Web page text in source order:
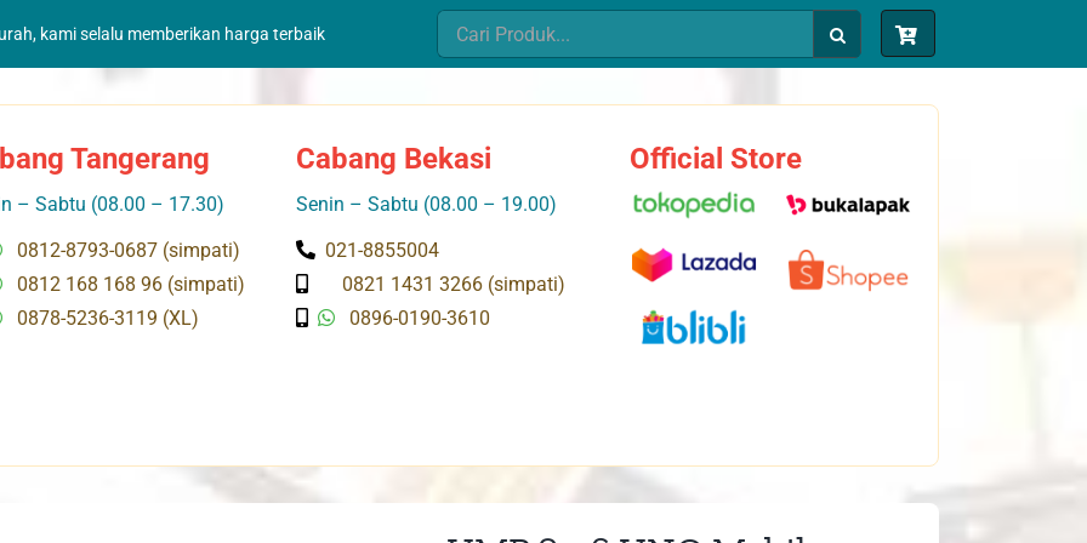
kami selalu memberikan harga terbaik
Search
for:
Tangerang
– Sabtu (08.00 – 17.30)
0812-8793-0687 (simpati)
0812 168 168 96 (simpati)
0878-5236-3119 (XL)
Cabang Bekasi
Senin – Sabtu (08.00 – 19.00)
021-8855004
0821 1431 3266 (simpati)
0896-0190-3610
Official Store